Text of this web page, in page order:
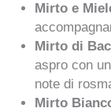
Mirto e
Mirto di
aspro con
note di
Mirto